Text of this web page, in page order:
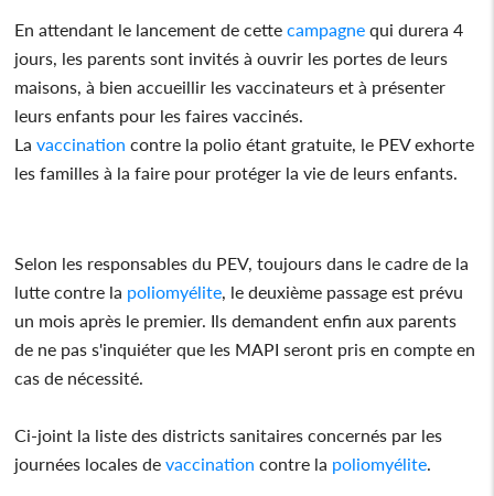
En attendant le lancement de cettecampagne qui durera 4
jours, les parents sont invités à ouvrir les portes de leurs
maisons, à bien accueillir les vaccinateurs et à présenter
leurs enfants pour les faires vaccinés.
Lavaccination contre la polio étant gratuite, le PEV exhorte
les familles à la faire pour protéger la vie de leurs enfants.
Selon les responsables du PEV, toujours dans le cadre de la
lutte contre la poliomyélite, le deuxième passage est prévu
un mois après le premier. Ils demandent enfin aux parents
de ne pas s'inquiéter que les MAPI seront pris en compte en
cas de nécessité.
Ci-joint la liste des districts sanitaires concernés par les
journées locales devaccination contre la poliomyélite.